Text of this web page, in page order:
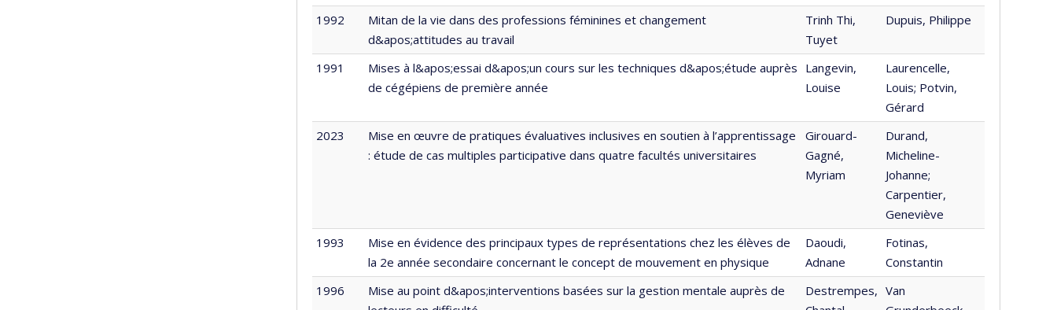
1992
Mitan de la vie dans des professions féminines et changement
d&apos;attitudes au travail
Trinh Thi,
Tuyet
Dupuis, Philippe
1991
Mises à l&apos;essai d&apos;un cours sur les techniques d&apos;étude auprès
de cégépiens de première année
Langevin,
Louise
Laurencelle,
Louis; Potvin,
Gérard
2023
Mise en œuvre de pratiques évaluatives inclusives en soutien à l’apprentissage
: étude de cas multiples participative dans quatre facultés universitaires
Girouard-
Gagné,
Myriam
Durand,
Micheline-
Johanne;
Carpentier,
Geneviève
1993
Mise en évidence des principaux types de représentations chez les élèves de
la 2e année secondaire concernant le concept de mouvement en physique
Daoudi,
Adnane
Fotinas,
Constantin
1996
Mise au point d&apos;interventions basées sur la gestion mentale auprès de
Destrempes, Van